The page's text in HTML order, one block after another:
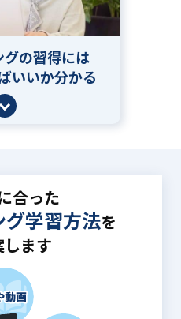
グの習得には
いいか分かる
合った
グ学習方法を
します